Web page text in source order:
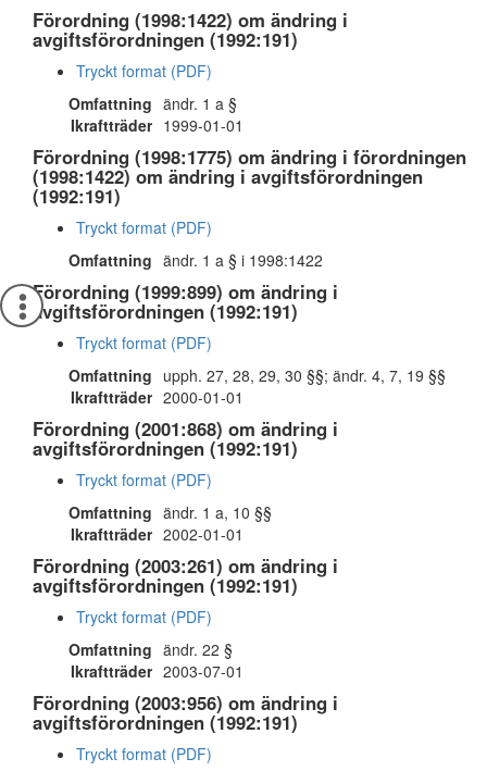
Förordning (1998:1422) om ändring i
avgiftsförordningen (1992:191)
Tryckt format (PDF)
Omfattning ändr. 1 a §
Ikraftträder 1999-01-01
Förordning (1998:1775) om ändring i förordningen
(1998:1422) om ändring i avgiftsförordningen
(1992:191)
Tryckt format (PDF)
Omfattning ändr. 1 a § i 1998:1422
Förordning (1999:899) om ändring i
avgiftsförordningen (1992:191)
Tryckt format (PDF)
Omfattning upph. 27, 28, 29, 30 §§; ändr. 4, 7, 19 §§
Ikraftträder 2000-01-01
Förordning (2001:868) om ändring i
avgiftsförordningen (1992:191)
Tryckt format (PDF)
Omfattning ändr. 1 a, 10 §§
Ikraftträder 2002-01-01
Förordning (2003:261) om ändring i
avgiftsförordningen (1992:191)
Tryckt format (PDF)
Omfattning ändr. 22 §
Ikraftträder 2003-07-01
Förordning (2003:956) om ändring i
avgiftsförordningen (1992:191)
Tryckt format (PDF)